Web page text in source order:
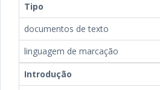
Tipo
documentos de texto
linguagem de marcação
Introdução